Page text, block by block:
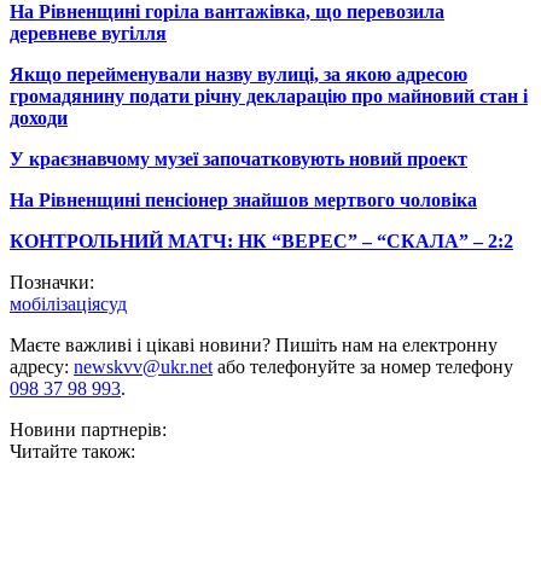
На Рівненщині горіла вантажівка, що перевозила
деревневе вугілля
Якщо перейменували назву вулиці, за якою адресою
громадянину подати річну декларацію про майновий стан і
доходи
У краєзнавчому музеї започатковують новий проект
На Рівненщині пенсіонер знайшов мертвого чоловіка
КОНТРОЛЬНИЙ МАТЧ: НК “ВЕРЕС” – “СКАЛА” – 2:2
Позначки:
мобілізаціясуд
Маєте важливі і цікаві новини? Пишіть нам на електронну
адресу: newskvv@ukr.netабо телефонуйте за номер телефону
098 37 98 993.
Новини партнерів:
Читайте також: